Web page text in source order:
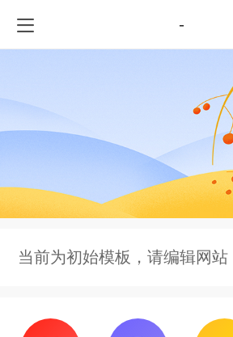
-
当前为初始模板，请编辑网站